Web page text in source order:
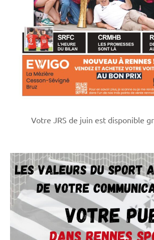
Votre JRS de juin est disponible